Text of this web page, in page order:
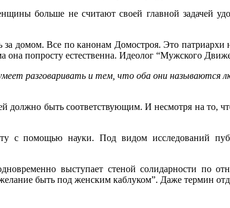
больше не считают своей главной задачей
домом. Все по канонам Домостроя. Это
она попросту естественна. Идеолог “Мужского
разговаривать и тем, что оба они называются
быть соответствующим. И несмотря на то,
с помощью науки. Под видом исследований
выступает стеной солидарности по
быть под женским каблуком”. Даже термин